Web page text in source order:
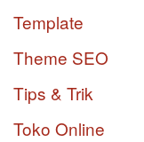
Template
Theme SEO
Tips & Trik
Toko Online